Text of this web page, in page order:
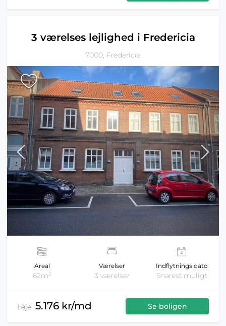
3 værelses lejlighed i Fredericia
7000, Fredericia
Areal
62m2
Værelser
3 værelser
Indflytnings dato
Snarest muligt
Leje: 5.176 kr/md Se boligen